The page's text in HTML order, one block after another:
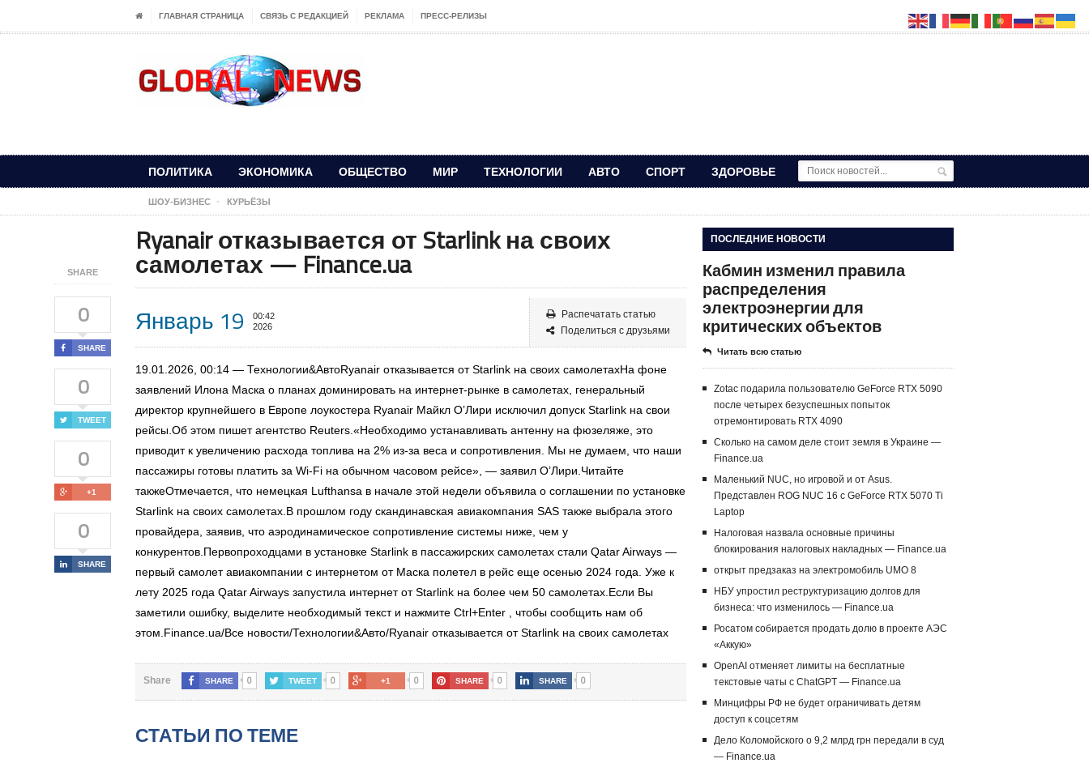
ГЛАВНАЯ СТРАНИЦА СВЯЗЬ С РЕДАКЦИЕЙ РЕКЛАМА ПРЕСС-РЕЛИЗЫ
ПОЛИТИКА ЭКОНОМИКА ОБЩЕСТВО МИР ТЕХНОЛОГИИ АВТО СПОРТ ЗДОРОВЬЕ
ШОУ-БИЗНЕС КУРЬЁЗЫ
SHARE
0
SHARE
0
TWEET
0
+1
0
SHARE
Ryanair отказывается от Starlink на своих
самолетах — Finance.ua
Январь 19
00:42
2026
Распечатать статью
Поделиться с друзьями
19.01.2026, 00:14 — Технологии&АвтоRyanair отказывается от Starlink на своих самолетахНа фоне
заявлений Илона Маска о планах доминировать на интернет-рынке в самолетах, генеральный
директор крупнейшего в Европе лоукостера Ryanair Майкл О’Лири исключил допуск Starlink на свои
рейсы.Об этом пишет агентство Reuters.«Необходимо устанавливать антенну на фюзеляже, это
приводит к увеличению расхода топлива на 2% из-за веса и сопротивления. Мы не думаем, что наши
пассажиры готовы платить за Wi-Fi на обычном часовом рейсе», — заявил О’Лири.Читайте
такжеОтмечается, что немецкая Lufthansa в начале этой недели объявила о соглашении по установке
Starlink на своих самолетах.В прошлом году скандинавская авиакомпания SAS также выбрала этого
провайдера, заявив, что аэродинамическое сопротивление системы ниже, чем у
конкурентов.Первопроходцами в установке Starlink в пассажирских самолетах стали Qatar Airways —
первый самолет авиакомпании с интернетом от Маска полетел в рейс еще осенью 2024 года. Уже к
лету 2025 года Qatar Airways запустила интернет от Starlink на более чем 50 самолетах.Если Вы
заметили ошибку, выделите необходимый текст и нажмите Ctrl+Enter , чтобы сообщить нам об
этом.Finance.ua/Все новости/Технологии&Авто/Ryanair отказывается от Starlink на своих самолетах
Share SHARE 0 TWEET 0 +1 0 SHARE 0 SHARE 0
СТАТЬИ ПО ТЕМЕ
ПОСЛЕДНИЕ НОВОСТИ
Кабмин изменил правила
распределения
электроэнергии для
критических объектов
Читать всю статью
Zotac подарила пользователю GeForce RTX 5090
после четырех безуспешных попыток
отремонтировать RTX 4090
Сколько на самом деле стоит земля в Украине —
Finance.ua
Маленький NUC, но игровой и от Asus.
Представлен ROG NUC 16 с GeForce RTX 5070 Ti
Laptop
Налоговая назвала основные причины
блокирования налоговых накладных — Finance.ua
открыт предзаказ на электромобиль UMO 8
НБУ упростил реструктуризацию долгов для
бизнеса: что изменилось — Finance.ua
Росатом собирается продать долю в проекте АЭС
«Аккую»
OpenAI отменяет лимиты на бесплатные
текстовые чаты с ChatGPT — Finance.ua
Минцифры РФ не будет ограничивать детям
доступ к соцсетям
Дело Коломойского о 9,2 млрд грн передали в суд
— Finance.ua